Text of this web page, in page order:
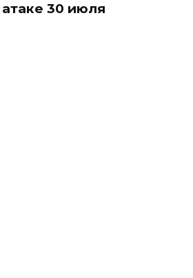
атаке 30 июля